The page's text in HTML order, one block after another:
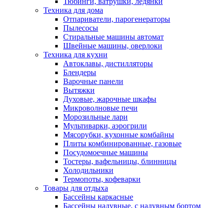
Техника для дома
Отпариватели, парогенераторы
Пылесосы
Стиральные машины автомат
Швейные машины, оверлоки
Техника для кухни
Автоклавы, дистилляторы
Блендеры
Варочные панели
Вытяжки
Духовые, жарочные шкафы
Микроволновые печи
Морозильные лари
Мультиварки, аэрогрили
Мясорубки, кухонные комбайны
Плиты комбинированные, газовые
Посудомоечные машины
Тостеры, вафельницы, блинницы
Холодильники
Термопоты, кофеварки
Товары для отдыха
Бассейны каркасные
Бассейны надувные, с надувным бортом